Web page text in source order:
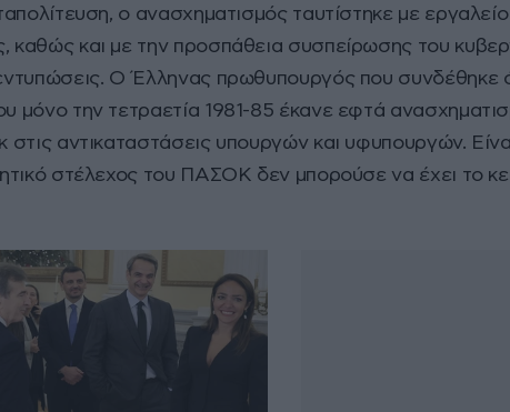
ο ανασχηματισμός ταυτίστηκε με εργαλείο
καθώς και με την προσπάθεια συσπείρωσης του
Ο Έλληνας πρωθυπουργός που συνδέθηκε
την τετραετία 1981-85 έκανε εφτά
στις αντικαταστάσεις υπουργών και υφυπουργών.
στέλεχος του ΠΑΣΟΚ δεν μπορούσε να έχει το
Μολυβιάτη και τον αντιπρόεδρο Κωνσταντίνο
τον Ανδρέα Παπανδρέου το έμαθαν εν πτήσει, άλλοι
όταν και άκουσαν την περίφημη φράση «πάρε τα
Αύγουστο του 2021 και η ανατροπή με τον
2021 ο Κυριάκος Μητσοτάκης κοινοποίησε τις